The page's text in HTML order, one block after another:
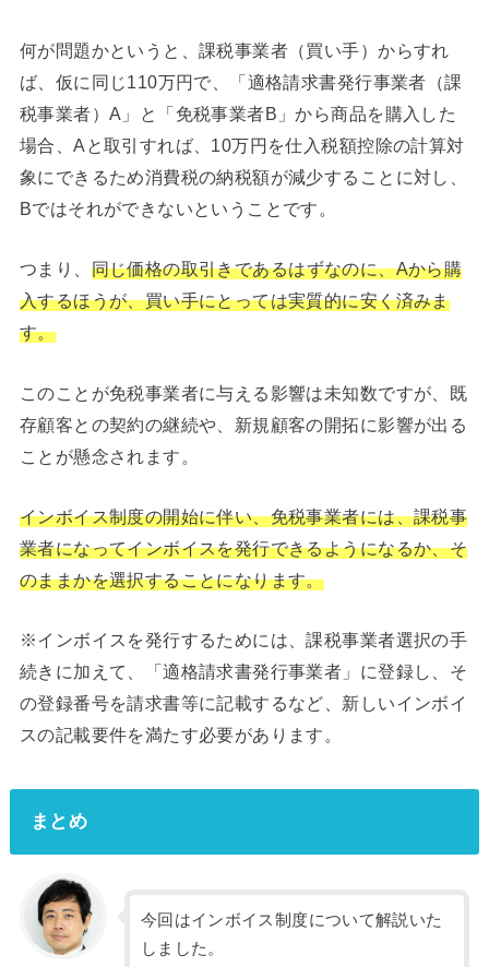
何が問題かというと、課税事業者（買い手）からすれ
ば、仮に同じ110万円で、「適格請求書発行事業者（課
税事業者）A」と「免税事業者B」から商品を購入した
場合、Aと取引すれば、10万円を仕入税額控除の計算対
象にできるため消費税の納税額が減少することに対し、
Bではそれができないということです。
つまり、 同じ価格の取引きであるはずなのに、Aから購
入するほうが、買い手にとっては実質的に安く済みま
す。
このことが免税事業者に与える影響は未知数ですが、既
存顧客との契約の継続や、新規顧客の開拓に影響が出る
ことが懸念されます。
インボイス制度の開始に伴い、免税事業者には、課税事
業者になってインボイスを発行できるようになるか、そ
のままかを選択することになります。
※インボイスを発行するためには、課税事業者選択の手
続きに加えて、「適格請求書発行事業者」に登録し、そ
の登録番号を請求書等に記載するなど、新しいインボイ
スの記載要件を満たす必要があります。
まとめ
今回はインボイス制度について解説いた
しました。